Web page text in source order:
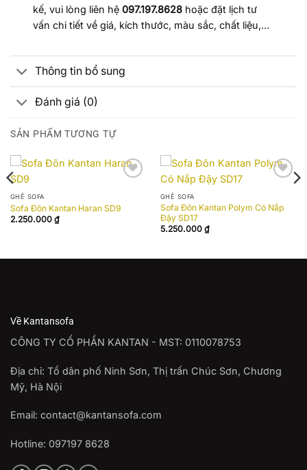
kế, vui lòng liên hệ097.197.8628 hoặc đặt lịch tư
vấn chi tiết về giá, kích thước, màu sắc, chất liệu,…
Thông tin bổ sung
Đánh giá (0)
SẢN PHẨM TƯƠNG TỰ
GHẾ SOFA
Sofa Đôn Kantan Haran SD9
2.250.000 ₫
GHẾ SOFA
Sofa Đôn Kantan Polym Có Nắp
Đậy SD17
5.250.000 ₫
Về Kantansofa
CÔNG TY CỔ PHẦN KANTAN - MST: 0110078753
Địa chỉ: Tổ dân phố Ninh Sơn, Thị trấn Chúc Sơn, Chương
Mỹ, Hà Nội
Email: contact@kantansofa.com
Hotline: 097197 8628